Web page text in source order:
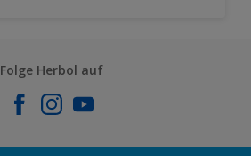
Folge Herbol auf